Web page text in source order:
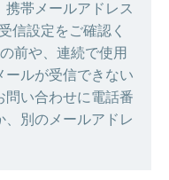
帯メールアドレス
信設定をご確認く
前や、連続で使用
ールが受信できない
問い合わせに電話番
別のメールアドレ